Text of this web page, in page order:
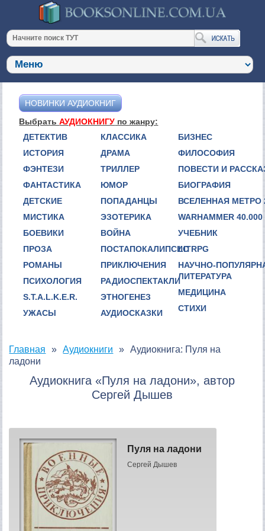
НОВИНКИ АУДИОКНИГ
ВыбратьАУДИОКНИГУ по жанру:
ДЕТЕКТИВ
ИСТОРИЯ
ФЭНТЕЗИ
ФАНТАСТИКА
ДЕТСКИЕ
МИСТИКА
БОЕВИКИ
ПРОЗА
РОМАНЫ
ПСИХОЛОГИЯ
S.T.A.L.K.E.R.
УЖАСЫ
КЛАССИКА
ДРАМА
ТРИЛЛЕР
ЮМОР
ПОПАДАНЦЫ
ЭЗОТЕРИКА
ВОЙНА
ПОСТАПОКАЛИПСИС
ПРИКЛЮЧЕНИЯ
РАДИОСПЕКТАКЛИ
ЭТНОГЕНЕЗ
АУДИОСКАЗКИ
БИЗНЕС
ФИЛОСОФИЯ
ПОВЕСТИ И
БИОГРАФИЯ
ВСЕЛЕННАЯ МЕТРО
WARHAMMER 40.000
УЧЕБНИК
LITRPG
НАУЧНО-
ЛИТЕРАТУРА
МЕДИЦИНА
СТИХИ
Главная Аудиокниги
Аудиокнига: Пуля на
ладони
Аудиокнига «Пуля на ладони», автор
Сергей Дышев
Пуля на ладони
Сергей Дышев